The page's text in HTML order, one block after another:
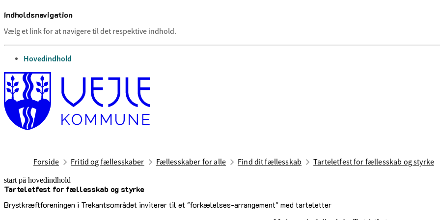
Indholdsnavigation
Vælg et link for at navigere til det respektive indhold.
gå til
Hovedindhold
Forside Fritid og fællesskaber Fællesskaber for alle Find dit fællesskab Tarteletfest for fællesskab og styrke
start på hovedindhold
Tarteletfest for fællesskab og styrke
Brystkræftforeningen i Trekantsområdet inviterer til et "forkælelses-arrangement" med tarteletter
senest opdateret 15. juli 2026